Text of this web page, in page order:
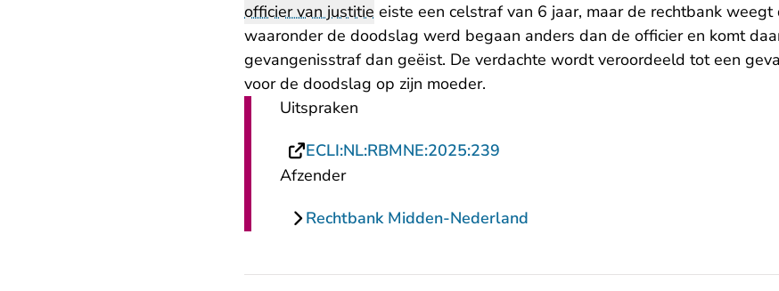
officier van justitie eiste een celstraf van 6 jaar, maar de rechtbank
waaronder de doodslag werd begaan anders dan de officier en komt
gevangenisstraf dan geëist. De verdachte wordt veroordeeld tot een
voor de doodslag op zijn moeder.
Uitspraken
ECLI:NL:RBMNE:2025:239
Afzender
Rechtbank Midden-Nederland